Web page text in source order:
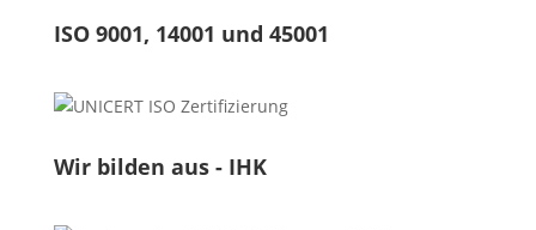
ISO 9001, 14001 und 45001
Wir bilden aus - IHK